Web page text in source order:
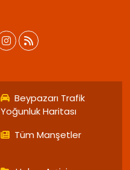
Beypazarı Trafik
Yoğunluk Haritası
Tüm Manşetler